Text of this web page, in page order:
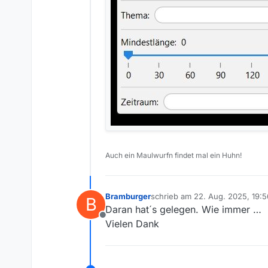
Auch ein Maulwurfn findet mal ein Huhn!
B
Offline
Bramburgerschrieb am 22. Aug. 2025,
zuletzt editiert von
Daran hat´s gelegen. Wie immer …
Vielen Dank